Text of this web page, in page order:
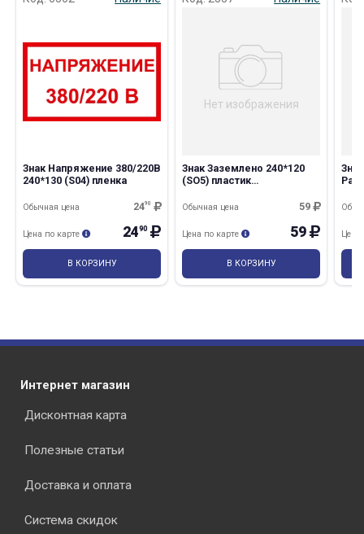
Знак Напряжение 380/220В
240*130 (S04) пленка
2490
Обычная цена
2490
Цена по карте
В КОРЗИНУ
Нет изображения
Знак Заземлено 240*120
(SO5) пластик
59
Обычная цена
59
Цена по карте
В КОРЗИНУ
Цена
раз в 2 недели
Интернет магазин
Дисконтная карта
Полезные статьи
Доставка и оплата
Система скидок